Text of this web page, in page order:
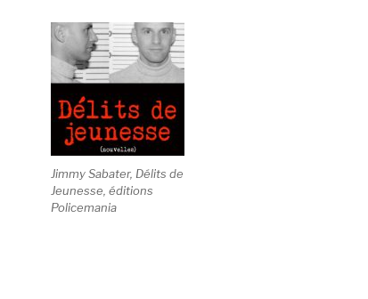
Jimmy Sabater, Délits de
Jeunesse, éditions
Policemania